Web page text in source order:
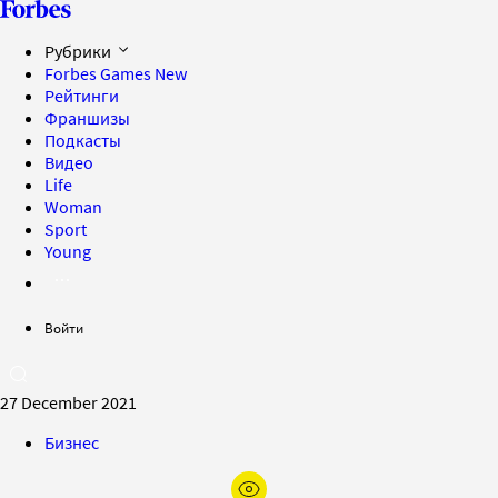
Рубрики
Forbes Games New
Рейтинги
Франшизы
Подкасты
Видео
Life
Woman
Sport
Young
Войти
27 December 2021
Бизнес